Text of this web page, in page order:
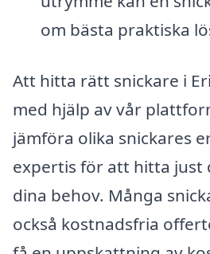
om bästa praktiska
Att hitta rätt snickare i
med hjälp av vår
jämföra olika snickares
expertis för att hitta just
dina behov. Många
också kostnadsfria